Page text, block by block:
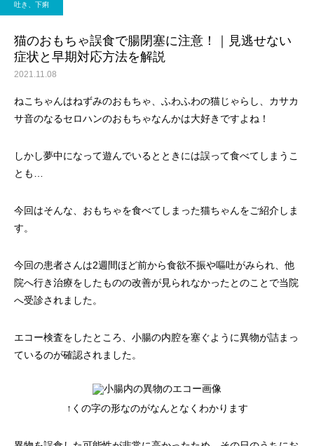
画像診断科 軟部外科
吐き、下痢
猫のおもちゃ誤食で腸閉塞に注意！｜見逃せない
症状と早期対応方法を解説
2021.11.08
ねこちゃんはねずみのおもちゃ、ふわふわの猫じゃらし、カサカ
サ音のなるセロハンのおもちゃなんかは大好きですよね！
しかし夢中になって遊んでいるとときには誤って食べてしまうこ
とも…
今回はそんな、おもちゃを食べてしまった猫ちゃんをご紹介しま
す。
今回の患者さんは2週間ほど前から食欲不振や嘔吐がみられ、他
院へ行き治療をしたものの改善が見られなかったとのことで当院
へ受診されました。
エコー検査をしたところ、小腸の内腔を塞ぐように異物が詰まっ
ているのが確認されました。
↑くの字の形なのがなんとなくわかります